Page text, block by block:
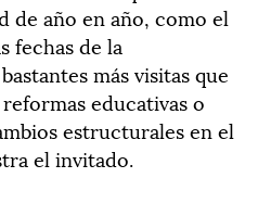
de año en año, como el
fechas de la
más visitas que
educativas o
estructurales en el
el invitado.